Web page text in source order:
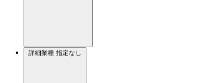
詳細業種 指定なし